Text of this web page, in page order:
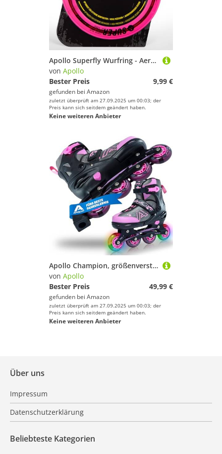
Apollo Superfly Wurfring - Aerodynamische Profi Flugscheibe, Softe Wurfscheibe - weiche Kanten, Outdoor Flying Disc für Extreme Weiten, Strandspiele für Kinder
von Apollo
Bester Preis
9,99 €
gefunden bei Amazon
zuletzt überprüft am 27.09.2025 um 00:03; der
Preis kann sich seitdem geändert haben.
Keine weiteren Anbieter
Apollo Champion, größenverstellbare Inliner für Jungs und Mädchen ab Größe 31, für Damen und Herren bis Größe 42, hochwertige Inline Skates für Kinder und Erwachsene mit LED Rollen
von Apollo
Bester Preis
49,99 €
gefunden bei Amazon
zuletzt überprüft am 27.09.2025 um 00:03; der
Preis kann sich seitdem geändert haben.
Keine weiteren Anbieter
Über uns
Impressum
Datenschutzerklärung
Beliebteste Kategorien